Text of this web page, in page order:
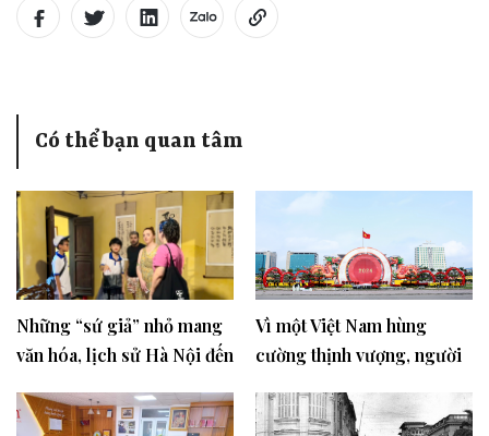
Có thể bạn quan tâm
Những “sứ giả” nhỏ mang
văn hóa, lịch sử Hà Nội đến
Vì một Việt Nam hùng
cường thịnh vượng, người